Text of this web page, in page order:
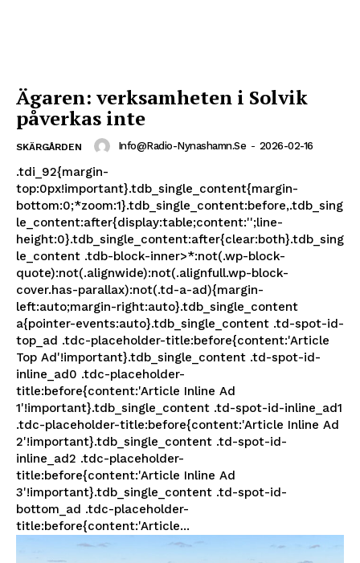
Ägaren: verksamheten i Solvik
påverkas inte
SKÄRGÅRDEN Info@radio-Nynashamn.se - 2026-02-16
.tdi_92{margin-
top:0px!important}.tdb_single_content{margin-
bottom:0;*zoom:1}.tdb_single_content:before,.tdb_sing
le_content:after{display:table;content:'';line-
height:0}.tdb_single_content:after{clear:both}.tdb_sing
le_content .tdb-block-inner>*:not(.wp-block-
quote):not(.alignwide):not(.alignfull.wp-block-
cover.has-parallax):not(.td-a-ad){margin-
left:auto;margin-right:auto}.tdb_single_content
a{pointer-events:auto}.tdb_single_content .td-spot-id-
top_ad .tdc-placeholder-title:before{content:'Article
Top Ad'!important}.tdb_single_content .td-spot-id-
inline_ad0 .tdc-placeholder-
title:before{content:'Article Inline Ad
1'!important}.tdb_single_content .td-spot-id-inline_ad1
.tdc-placeholder-title:before{content:'Article Inline Ad
2'!important}.tdb_single_content .td-spot-id-
inline_ad2 .tdc-placeholder-
title:before{content:'Article Inline Ad
3'!important}.tdb_single_content .td-spot-id-
bottom_ad .tdc-placeholder-
title:before{content:'Article...